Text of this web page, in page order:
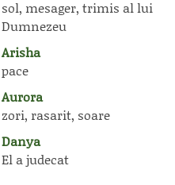
sol, mesager, trimis al lui
Dumnezeu
Arisha
pace
Aurora
zori, rasarit, soare
Danya
El a judecat